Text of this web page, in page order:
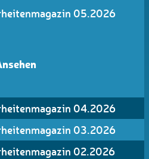
05.2026
04.2026
03.2026
02.2026